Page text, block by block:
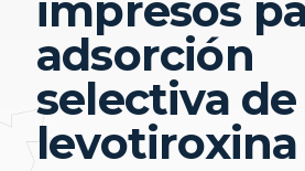
adsorción
selectiva de
levotiroxina